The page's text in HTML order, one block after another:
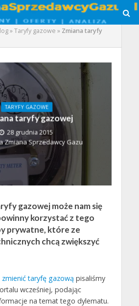
»Taryfy gazowe » Zmiana taryfy
TARYFY GAZOWE
taryfy gazowej
28 grudnia 2015
Zmiana Sprzedawcy Gazu
gazowej może nam się
korzystać z tego
prywatne, które ze
chcą zwiększyć
zmienić taryfę gazową pisaliśmy
wcześniej, podając
na temat tego dylematu.